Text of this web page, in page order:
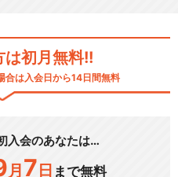
は初月無料!!
合は入会日から14日間無料
入会のあなたは…
月 7 日 まで無料